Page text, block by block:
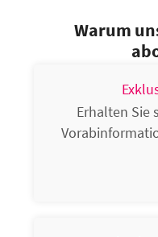
Warum
Erhalten Sie